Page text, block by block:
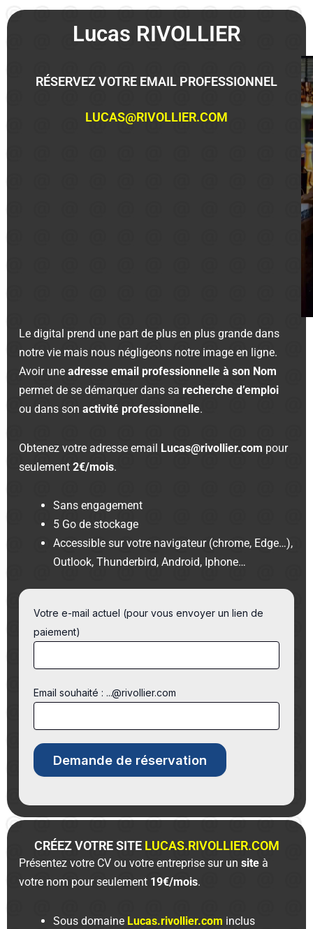
Lucas RIVOLLIER
RÉSERVEZ VOTRE EMAIL PROFESSIONNEL
LUCAS@RIVOLLIER.COM
Le digital prend une part de plus en plus grande dans
notre vie mais nous négligeons notre image en ligne.
Avoir uneadresse email professionnelle à son Nom
permet de se démarquer dans sarecherche d’emploi
ou dans sonactivité professionnelle.
Obtenez votre adresse email Lucas@rivollier.com pour
seulement2€/mois.
Sans engagement
5 Go de stockage
Accessible sur votre navigateur (chrome, Edge…),
Outlook, Thunderbird, Android, Iphone…
Votre e-mail actuel (pour vous envoyer un lien de
paiement)
Email souhaité : ...@rivollier.com
CRÉEZ VOTRE SITE LUCAS.RIVOLLIER.COM
Présentez votre CV ou votre entreprise sur unsite à
votre nom pour seulement 19€/mois.
Sous domaine Lucas.rivollier.com inclus